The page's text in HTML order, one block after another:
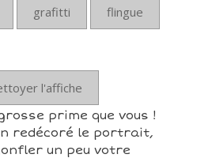
grafitti flingue
l'affiche
prime que vous !
redécoré le portrait,
un peu votre